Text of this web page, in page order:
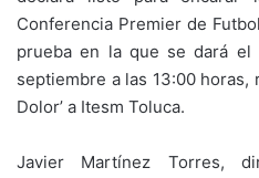
Conferencia Premier de
prueba en la que se dará
septiembre a las 13:00 horas,
Dolor’ a Itesm Toluca.
Javier Martínez Torres,